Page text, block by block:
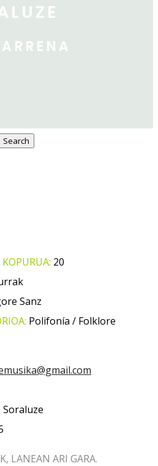
20
Sanz
Polifonía / Folklore
LANEAN ARI GARA.